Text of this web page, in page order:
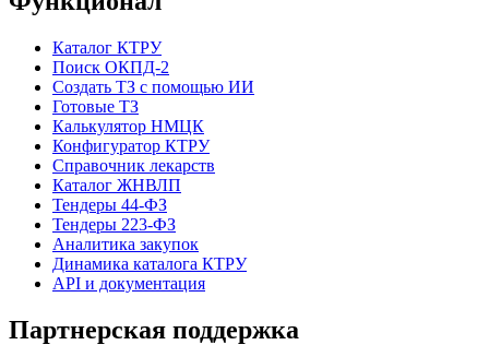
Каталог КТРУ
Поиск ОКПД-2
Создать ТЗ с помощью ИИ
Готовые ТЗ
Калькулятор НМЦК
Конфигуратор КТРУ
Справочник лекарств
Каталог ЖНВЛП
Тендеры 44-ФЗ
Тендеры 223-ФЗ
Аналитика закупок
Динамика каталога КТРУ
API и документация
Партнерская поддержка